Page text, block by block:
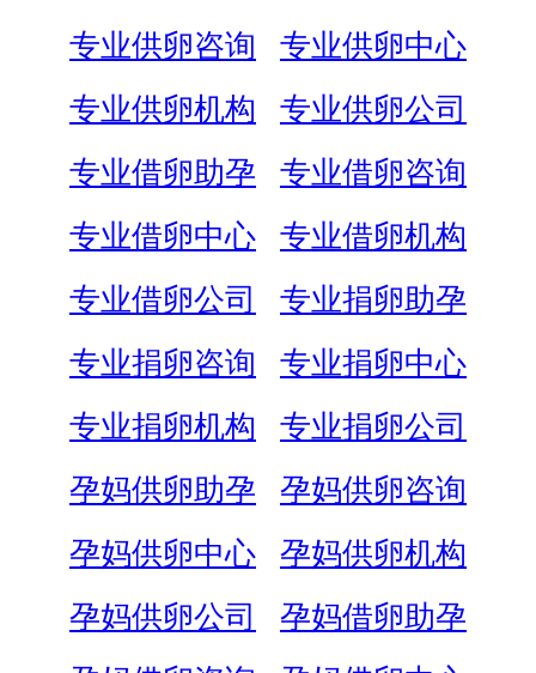
专业供卵咨询
专业供卵中心
专业供卵机构
专业供卵公司
专业借卵助孕
专业借卵咨询
专业借卵中心
专业借卵机构
专业借卵公司
专业捐卵助孕
专业捐卵咨询
专业捐卵中心
专业捐卵机构
专业捐卵公司
孕妈供卵助孕
孕妈供卵咨询
孕妈供卵中心
孕妈供卵机构
孕妈供卵公司
孕妈借卵助孕